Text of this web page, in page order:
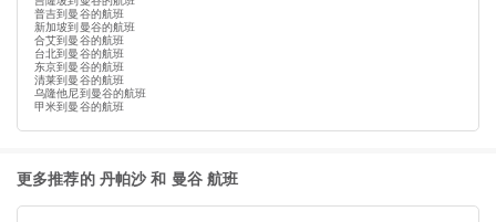
普吉到曼谷的航班
新加坡到曼谷的航班
合艾到曼谷的航班
台北到曼谷的航班
东京到曼谷的航班
清莱到曼谷的航班
乌隆他尼到曼谷的航班
甲米到曼谷的航班
更多推荐的 丹帕沙 和 曼谷 航班